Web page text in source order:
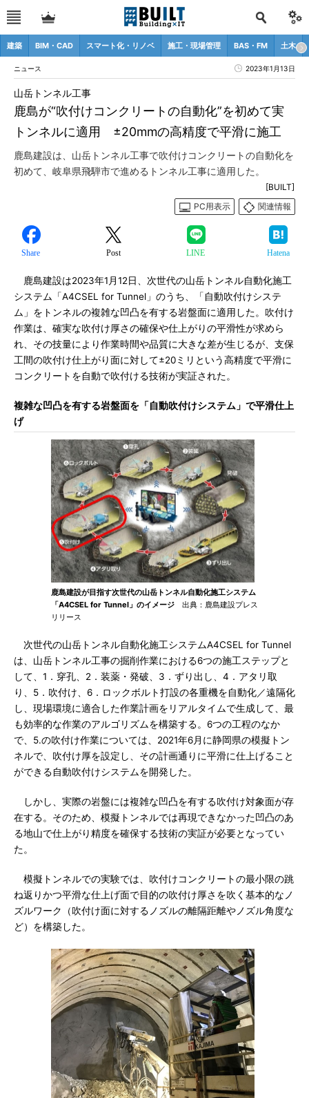
建築 BIM・CAD スマート化・リノベ 施工・現場管理 BAS・FM 土木
ニュース 2023年1月13日
鹿島が“吹付けコンクリートの自動化”を初めて実
トンネルに適用 ±20mmの高精度で平滑に施工
山岳トンネル工事
鹿島建設は、山岳トンネル工事で吹付けコンクリートの自動化を
初めて、岐阜県飛騨市で進めるトンネル工事に適用した。
[BUILT]
PC用表示
関連情報
Share Post LINE Hatena
鹿島建設は2023年1月12日、次世代の山岳トンネル自動化施工
システム「A4CSEL for Tunnel」のうち、「自動吹付けシステ
ム」をトンネルの複雑な凹凸を有する岩盤面に適用した。吹付け
作業は、確実な吹付け厚さの確保や仕上がりの平滑性が求めら
れ、その技量により作業時間や品質に大きな差が生じるが、支保
工間の吹付け仕上がり面に対して±20ミリという高精度で平滑に
コンクリートを自動で吹付ける技術が実証された。
複雑な凹凸を有する岩盤面を「自動吹付けシステム」で平滑仕上
げ
鹿島建設が目指す次世代の山岳トンネル自動化施工システム
「A4CSEL for Tunnel」のイメージ 出典：鹿島建設プレス
リリース
次世代の山岳トンネル自動化施工システムA4CSEL for Tunnel
は、山岳トンネル工事の掘削作業における6つの施工ステップと
して、1．穿孔、2．装薬・発破、3．ずり出し、4．アタリ取
り、5．吹付け、6．ロックボルト打設の各重機を自動化／遠隔化
し、現場環境に適合した作業計画をリアルタイムで生成して、最
も効率的な作業のアルゴリズムを構築する。6つの工程のなか
で、5.の吹付け作業については、2021年6月に静岡県の模擬トン
ネルで、吹付け厚を設定し、その計画通りに平滑に仕上げること
ができる自動吹付けシステムを開発した。
しかし、実際の岩盤には複雑な凹凸を有する吹付け対象面が存
在する。そのため、模擬トンネルでは再現できなかった凹凸のあ
る地山で仕上がり精度を確保する技術の実証が必要となってい
た。
模擬トンネルでの実験では、吹付けコンクリートの最小限の跳
ね返りかつ平滑な仕上げ面で目的の吹付け厚さを吹く基本的なノ
ズルワーク（吹付け面に対するノズルの離隔距離やノズル角度な
ど）を構築した。